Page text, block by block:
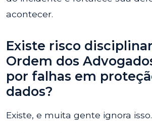
acontecer.
Existe risco
Ordem dos
por falhas em
dados?
Existe, e muita gente ignora isso.